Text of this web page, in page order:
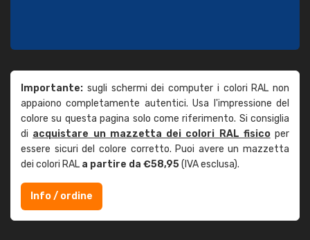
Importante: sugli schermi dei computer i colori RAL non
appaiono completamente autentici. Usa l'impressione del
colore su questa pagina solo come riferimento. Si consiglia
di acquistare un mazzetta dei colori RAL fisicoper
essere sicuri del colore corretto. Puoi avere un mazzetta
dei colori RAL a partire da €58,95(IVA esclusa).
Info / ordine